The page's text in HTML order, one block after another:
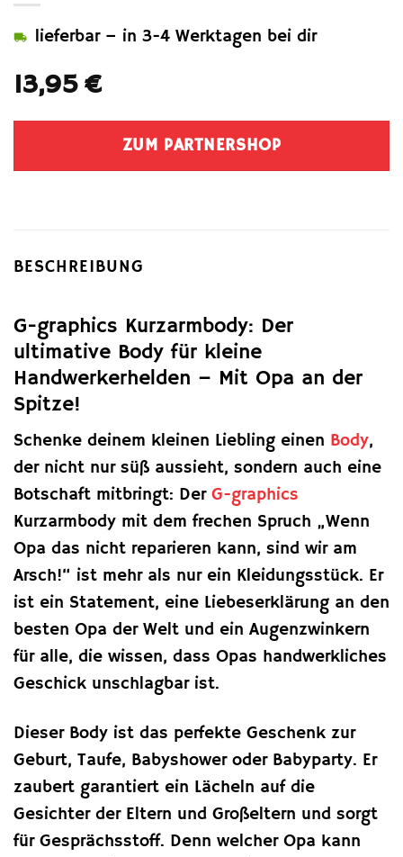
13,95€
lieferbar – in 3-4 Werktagen bei dir
ZUM PARTNERSHOP
BESCHREIBUNG
G-graphics Kurzarmbody: Der
ultimative Body für kleine
Handwerkerhelden – Mit Opa an der
Spitze!
Schenke deinem kleinen Liebling einen Body,
der nicht nur süß aussieht, sondern auch eine
Botschaft mitbringt: Der G-graphics
Kurzarmbody mit dem frechen Spruch „Wenn
Opa das nicht reparieren kann, sind wir am
Arsch!“ ist mehr als nur ein Kleidungsstück. Er
ist ein Statement, eine Liebeserklärung an den
besten Opa der Welt und ein Augenzwinkern
für alle, die wissen, dass Opas handwerkliches
Geschick unschlagbar ist.
Dieser Body ist das perfekte Geschenk zur
Geburt, Taufe, Babyshower oder Babyparty. Er
zaubert garantiert ein Lächeln auf die
Gesichter der Eltern und Großeltern und sorgt
für Gesprächsstoff. Denn welcher Opa kann